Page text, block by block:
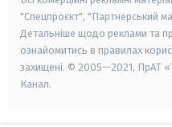
"Спецпроєкт", "Партнерський
Детальніше щодо реклами та
ознайомитись в правилах
захищені. © 2005—2021, ПрАТ
Канал.